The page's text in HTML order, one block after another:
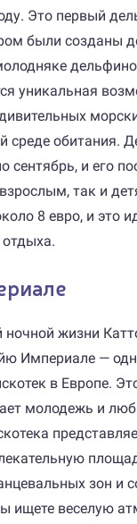
Это первый
были созданы
уникальная
среде обитания.
сентябрь, и его
так и
8 евро, и это
жизни
Империале —
в Европе.
молодежь и
зон и
ищете веселую